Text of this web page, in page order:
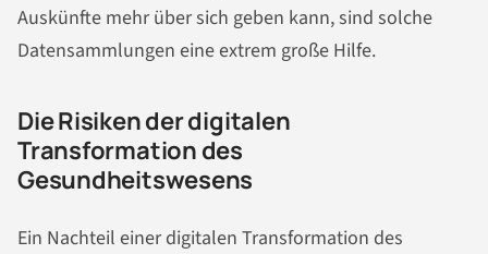
Auskünfte mehr über sich geben kann, sind solche
Datensammlungen eine extrem große Hilfe.
Die Risiken der digitalen
Transformation des
Gesundheitswesens
Ein Nachteil einer digitalen Transformation des